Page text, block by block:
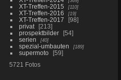
XT-Treffen-2015 110
XT-Treffen-2016 19
XT-Treffen-2017
98
privat
213
prospektbilder
54
serien
40
spezial-umbauten 189
supermoto
59
5721 Fotos